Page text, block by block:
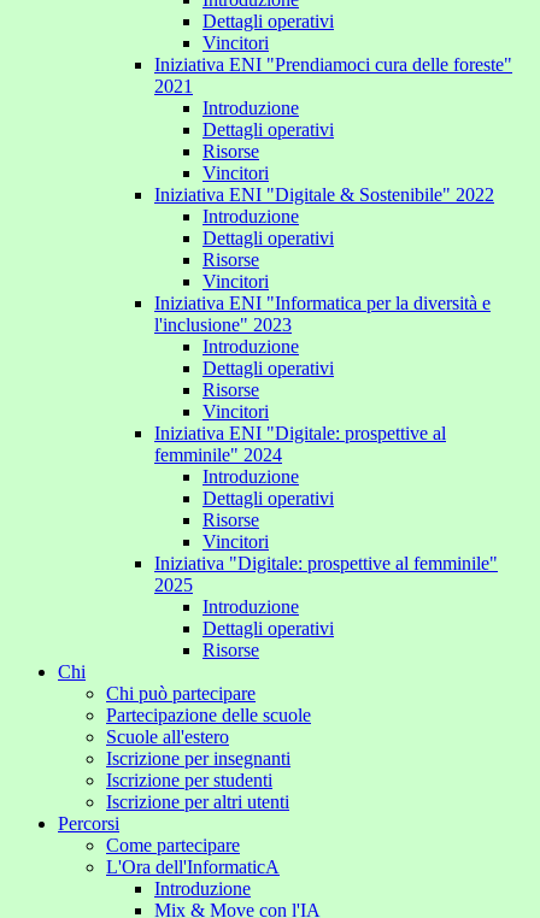
Dettagli operativi
Vincitori
Iniziativa ENI "Prendiamoci cura delle foreste"
2021
Introduzione
Dettagli operativi
Risorse
Vincitori
Iniziativa ENI "Digitale & Sostenibile" 2022
Introduzione
Dettagli operativi
Risorse
Vincitori
Iniziativa ENI "Informatica per la diversità e
l'inclusione" 2023
Introduzione
Dettagli operativi
Risorse
Vincitori
Iniziativa ENI "Digitale: prospettive al
femminile" 2024
Introduzione
Dettagli operativi
Risorse
Vincitori
Iniziativa "Digitale: prospettive al femminile"
2025
Introduzione
Dettagli operativi
Risorse
Chi
Chi può partecipare
Partecipazione delle scuole
Scuole all'estero
Iscrizione per insegnanti
Iscrizione per studenti
Iscrizione per altri utenti
Percorsi
Come partecipare
L'Ora dell'InformaticA
Introduzione
Mix & Move con l'IA